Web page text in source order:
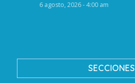
6 agosto, 2026 - 4:00 am
SECCIONES